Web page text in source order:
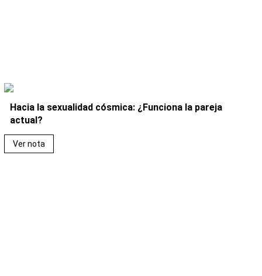
Hacia la sexualidad cósmica: ¿Funciona la pareja
actual?
Ver nota